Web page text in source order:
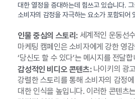
대한 열정을 증대하는데 힘쓰고 있습니다.
소비자의 감정을 자극하는 요소가 포함되어
인물 중심의 스토리:세계적인 운동선
마케팅 캠페인은 소비자에게 강한 영
‘당신도 할 수 있다’는 메시지를 전달합
감성적인 비디오 콘텐츠:나이키의 광
강렬한 스토리를 통해 소비자의 감정
대한 인식을 높입니다. 이러한 콘텐츠